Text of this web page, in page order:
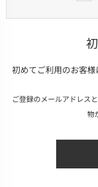
初めてご利用のお客
ご登録のメールアドレス
物